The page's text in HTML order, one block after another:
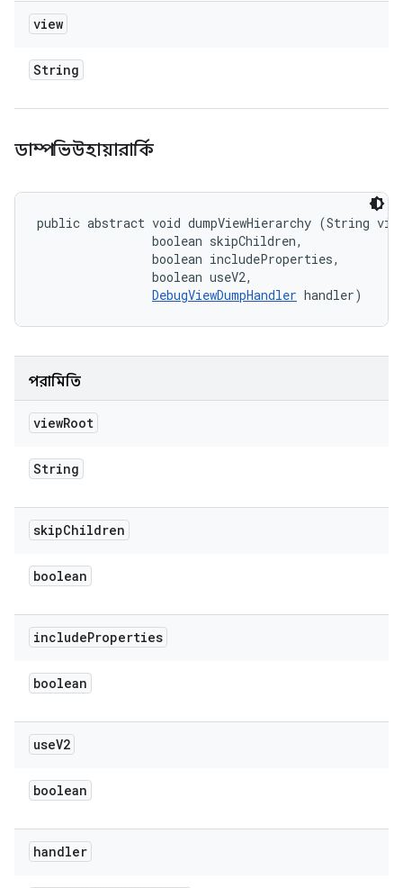
view
String
ডাম্পভিউহায়ারার্কি
public abstract void dumpViewHierarchy (String
                boolean skipChildren,
                boolean includeProperties,
                boolean useV2,
DebugViewDumpHandler handler)
পরামিতি
viewRoot
String
skipChildren
boolean
includeProperties
boolean
useV2
boolean
handler